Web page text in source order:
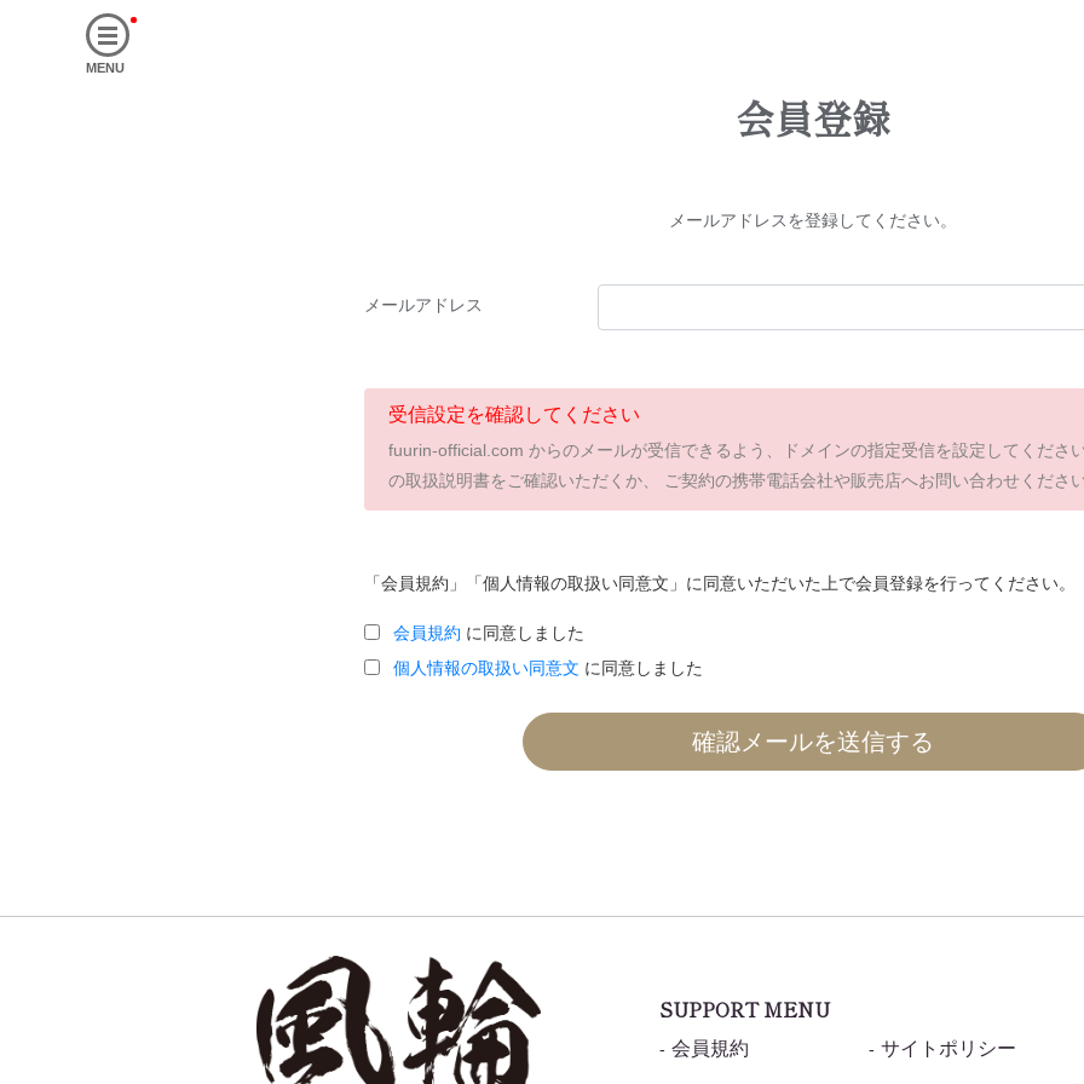
MENU
会員登録
メールアドレスを登録してください。
メールアドレス
受信設定を確認してください
fuurin-official.com からのメールが受信できるよう、ドメインの指定受信を設定してくださ
の取扱説明書をご確認いただくか、 ご契約の携帯電話会社や販売店へお問い合わせください
「会員規約」「個人情報の取扱い同意文」に同意いただいた上で会員登録を行ってください。
会員規約 に同意しました
個人情報の取扱い同意文 に同意しました
確認メールを送信する
SUPPORT MENU
会員規約 サイトポリシー